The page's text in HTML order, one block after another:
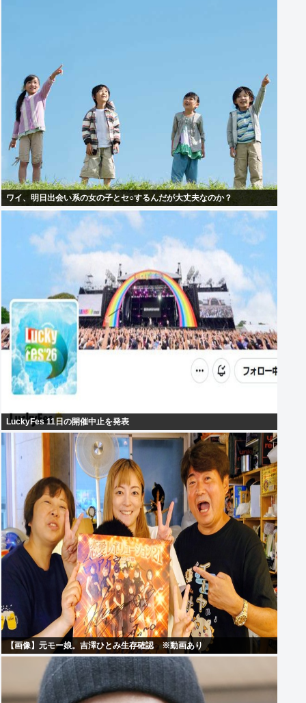
ワイ、明日出会い系の女の子とセ○するんだが大丈夫なのか？
LuckyFes 11日の開催中止を発表
【画像】元モー娘。吉澤ひとみ生存確認 ※動画あり